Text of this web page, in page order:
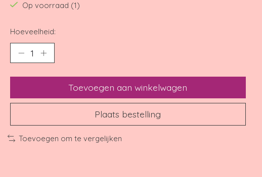
Op voorraad (1)
Hoeveelheid:
Toevoegen aan winkelwagen
Plaats bestelling
Toevoegen om te vergelijken